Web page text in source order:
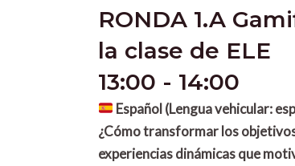
RONDA 1.A
la clase de ELE
13:00 - 14:00
Español(Lengua vehicular:
¿Cómo transformar los
experiencias dinámicas que